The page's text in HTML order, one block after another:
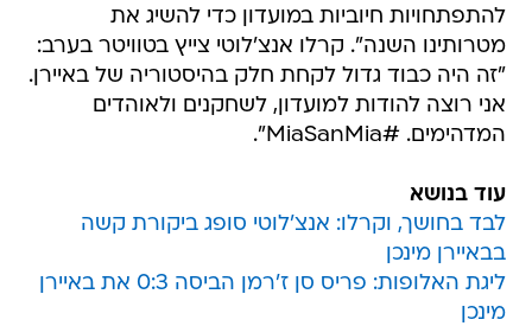
להתפתחויות חיוביות במועדון כדי להשיג את
מטרותינו השנה". קרלו אנצ'לוטי צייץ בטוויטר בערב:
"זה היה כבוד גדול לקחת חלק בהיסטוריה של באיירן.
אני רוצה להודות למועדון, לשחקנים ולאוהדים
המדהימים. #MiaSanMia".
עוד בנושא
לבד בחושך, וקרלו: אנצ'לוטי סופג ביקורת קשה
בבאיירן מינכן
ליגת האלופות: פריס סן ז'רמן הביסה 0:3 את באיירן
מינכן